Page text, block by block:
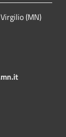
(MN)